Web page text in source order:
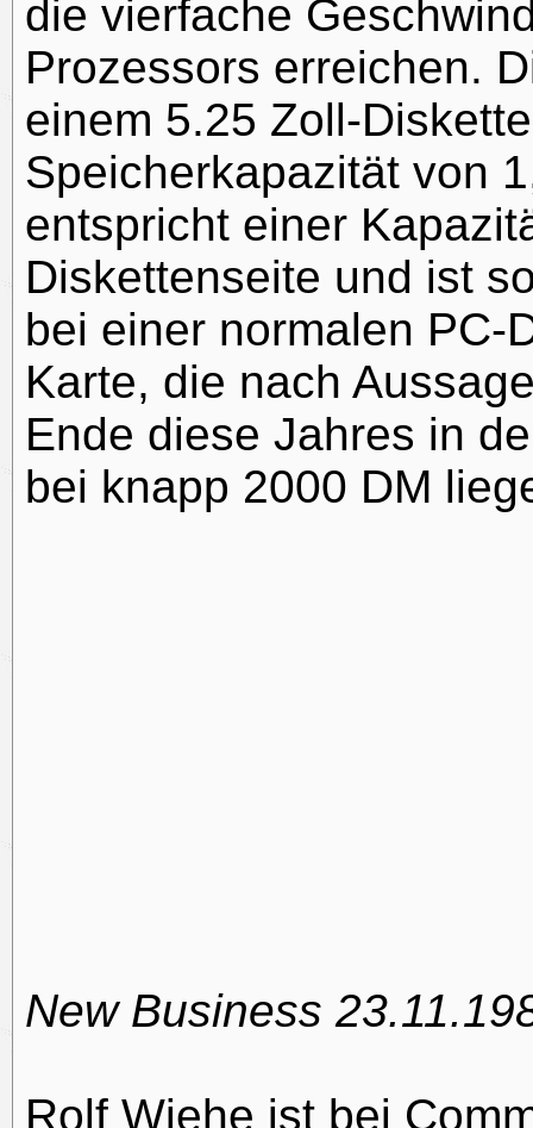
die vierfache
Prozessors erreichen.
einem 5.25 Zoll-
Speicherkapazität von
entspricht einer
Diskettenseite und ist
bei einer normalen PC-
Karte, die nach
Ende diese Jahres in
bei knapp 2000 DM
New Business
Rolf Wiehe ist bei